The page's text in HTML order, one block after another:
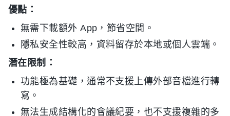
優點：
無需下載額外 App，節省空間。
隱私安全性較高，資料留存於本地或個人雲端。
潛在限制：
功能極為基礎，通常不支援上傳外部音檔進行轉
寫。
無法生成結構化的會議紀要，也不支援複雜的多